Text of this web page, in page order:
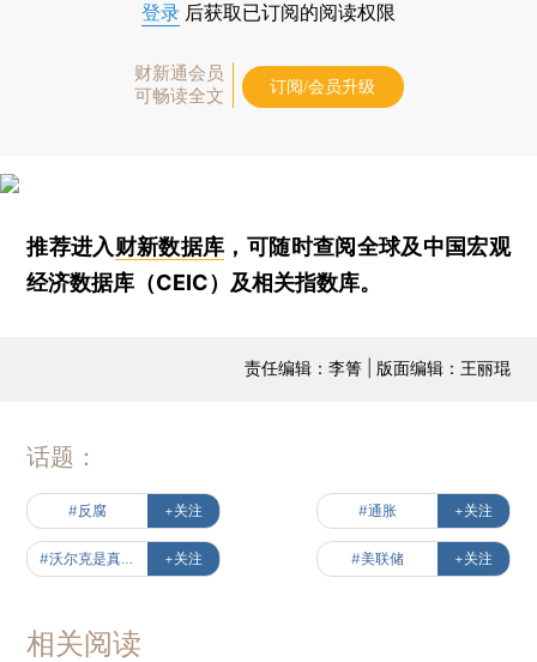
登录 后获取已订阅的阅读权限
财新通会员
可畅读全文
订阅/会员升级
推荐进入财新数据库 ，可随时查阅全球及中国宏观
经济数据库（CEIC）及相关指数库。
责任编辑：李箐 | 版面编辑：王丽琨
话题：
#反腐 +关注 #通胀 +关注
+关注 #美联储 +关注
相关阅读